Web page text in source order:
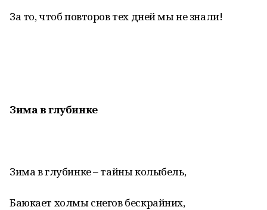
За то, чтоб повторов тех дней мы не знали!
Зима в глубинке
Зима в глубинке – тайны колыбель,
Баюкает холмы снегов бескрайних,